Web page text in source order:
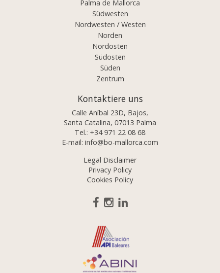
Palma de Mallorca
Südwesten
Nordwesten / Westen
Norden
Nordosten
Südosten
Süden
Zentrum
Kontaktiere uns
Calle Aníbal 23D, Bajos,
Santa Catalina, 07013 Palma
Tel.: +34 971 22 08 68
E-mail: info@bo-mallorca.com
Legal Disclaimer
Privacy Policy
Cookies Policy